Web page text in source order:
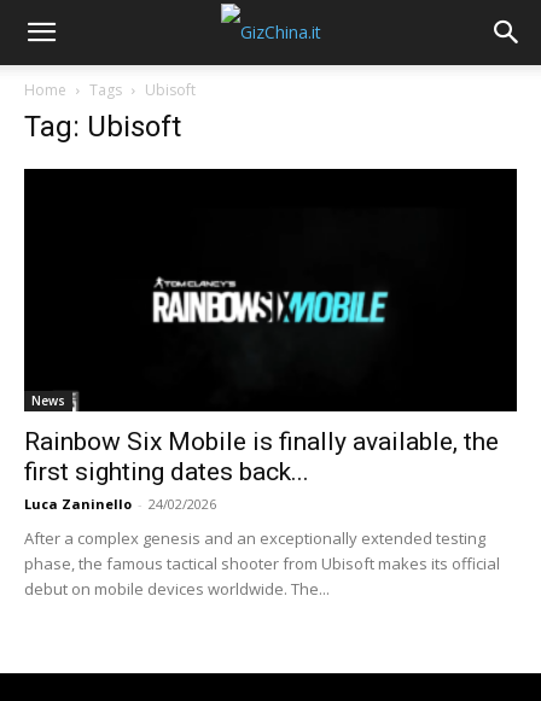
Home Tags Ubisoft
Tag: Ubisoft
News
Rainbow Six Mobile is finally available, the
first sighting dates back...
Luca Zaninello - 24/02/2026
After a complex genesis and an exceptionally extended testing
phase, the famous tactical shooter from Ubisoft makes its official
debut on mobile devices worldwide. The...